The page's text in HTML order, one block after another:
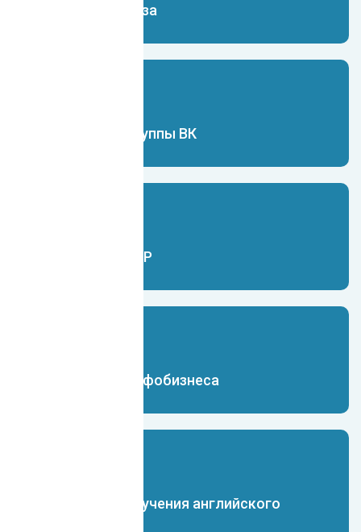
Чат-бот для вуза
Чат-бот для группы ВК
Чат-бот для ERP
Чат-бот для инфобизнеса
Чат-бот для изучения английского